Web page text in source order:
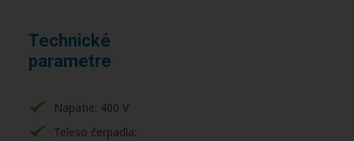
Technické
parametre
Napätie: 400 V
Teleso čerpadla: